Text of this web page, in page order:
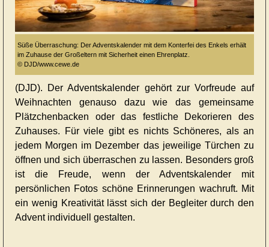
Süße Überraschung: Der Adventskalender mit dem Konterfei des Enkels erhält
im Zuhause der Großeltern mit Sicherheit einen Ehrenplatz.
© DJD/www.cewe.de
(DJD). Der Adventskalender gehört zur Vorfreude auf
Weihnachten genauso dazu wie das gemeinsame
Plätzchenbacken oder das festliche Dekorieren des
Zuhauses. Für viele gibt es nichts Schöneres, als an
jedem Morgen im Dezember das jeweilige Türchen zu
öffnen und sich überraschen zu lassen. Besonders groß
ist die Freude, wenn der Adventskalender mit
persönlichen Fotos schöne Erinnerungen wachruft. Mit
ein wenig Kreativität lässt sich der Begleiter durch den
Advent individuell gestalten.